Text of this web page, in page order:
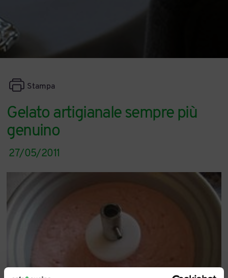
Gelato artigianale sempre più
genuino
Stampa
27/05/2011